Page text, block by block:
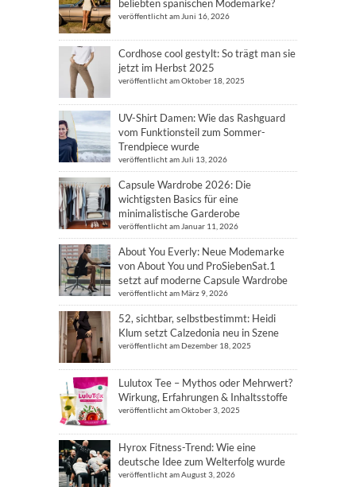
beliebten spanischen Modemarke?
veröffentlicht am Juni 16, 2026
Cordhose cool gestylt: So trägt man sie
jetzt im Herbst 2025
veröffentlicht am Oktober 18, 2025
UV-Shirt Damen: Wie das Rashguard
vom Funktionsteil zum Sommer-
Trendpiece wurde
veröffentlicht am Juli 13, 2026
Capsule Wardrobe 2026: Die
wichtigsten Basics für eine
minimalistische Garderobe
veröffentlicht am Januar 11, 2026
About You Everly: Neue Modemarke
von About You und ProSiebenSat.1
setzt auf moderne Capsule Wardrobe
veröffentlicht am März 9, 2026
52, sichtbar, selbstbestimmt: Heidi
Klum setzt Calzedonia neu in Szene
veröffentlicht am Dezember 18, 2025
Lulutox Tee – Mythos oder Mehrwert?
Wirkung, Erfahrungen & Inhaltsstoffe
veröffentlicht am Oktober 3, 2025
Hyrox Fitness-Trend: Wie eine
deutsche Idee zum Welterfolg wurde
veröffentlicht am August 3, 2026